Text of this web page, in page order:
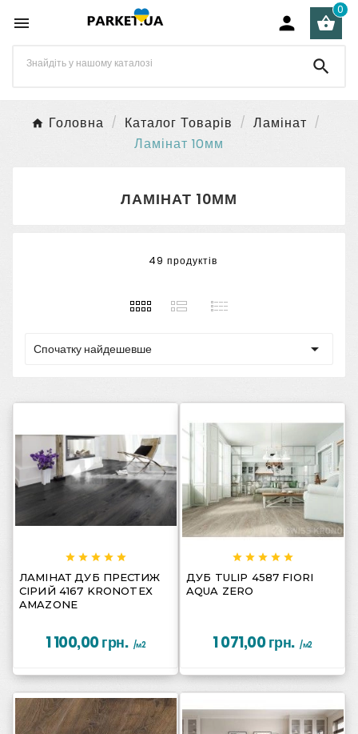
  
0

Головна Каталог Товарів
Ламінат
Ламінат 10мм
ЛАМІНАТ 10ММ
49 продуктів
Спочатку найдешевше 
  
    
ЛАМІНАТ ДУБ ПРЕСТИЖ
СІРИЙ 4167 KRONOTEX
AMAZONE
1 100,00 грн. /м2
  
    
ДУБ TULIP 4587 FIORI
AQUA ZERO
1 071,00 грн. /м2